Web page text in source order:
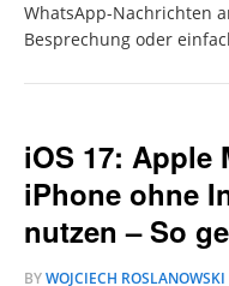
WhatsApp-Nachrichten
Besprechung oder
iOS 17: Apple
iPhone ohne
nutzen – So
BYWOJCIECH ROSLANOWSKI